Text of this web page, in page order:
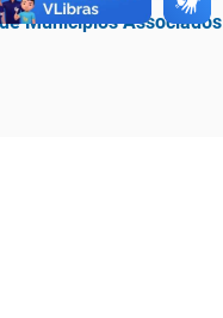
Municípios Associados